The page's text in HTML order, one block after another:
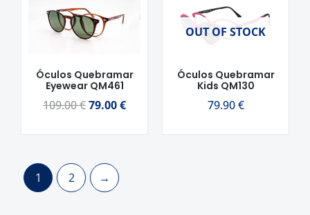
Óculos Quebramar
Eyewear QM461
109.00€
original
era:
79.00€
atual
OUT OF STOCK
Óculos Quebramar
Kids QM130
79.90€
1 2 →